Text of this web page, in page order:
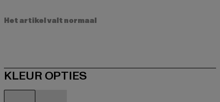
Het artikel valt normaal
KLEUR OPTIES